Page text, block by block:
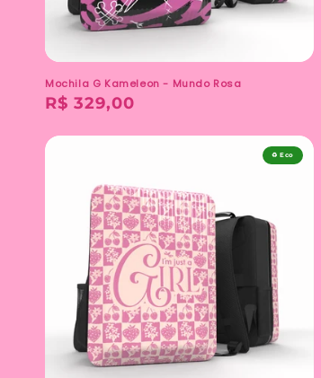
Mochila G Kameleon - Mundo Rosa
Preço
R$ 329,00
♻️ Eco